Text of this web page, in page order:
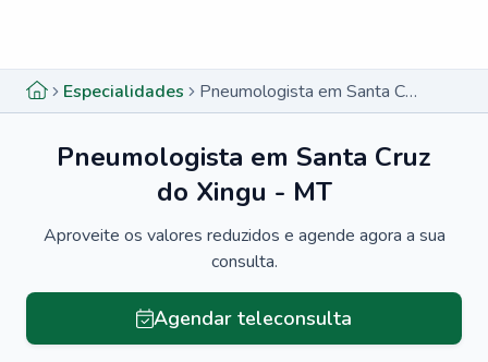
Especialidades Pneumologista em Santa Cruz do Xingu - MT
Pneumologista em Santa Cruz
do Xingu - MT
Aproveite os valores reduzidos e agende agora a sua
consulta.
Agendar teleconsulta